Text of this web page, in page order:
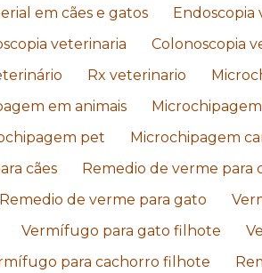
em cães e gatos
Endoscopia
veterinaria
Colonoscopia
Rx veterinario
em animais
pet
Microchipagem
cães
Remedio de verme para
Remedio de verme para gato
Vermífugo para gato filhote
para cachorro filhote